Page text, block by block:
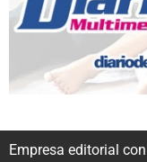
Empresa editorial